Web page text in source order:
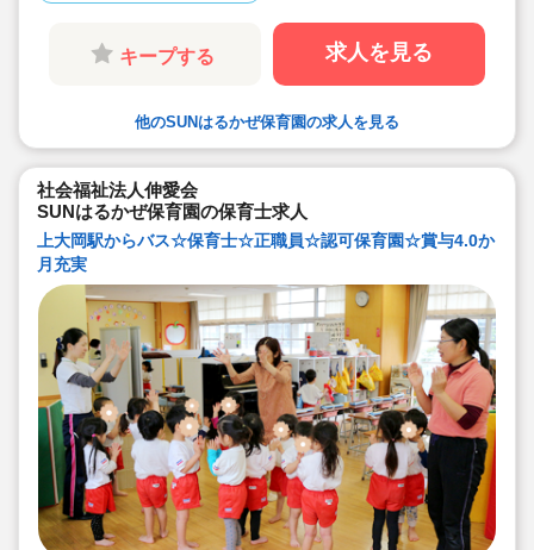
キープする 求人を見る
他のSUNはるかぜ保育園の求人を見る
社会福祉法人伸愛会
SUNはるかぜ保育園の保育士求人
上大岡駅からバス☆保育士☆正職員☆認可保育園☆賞与4.0か
月充実